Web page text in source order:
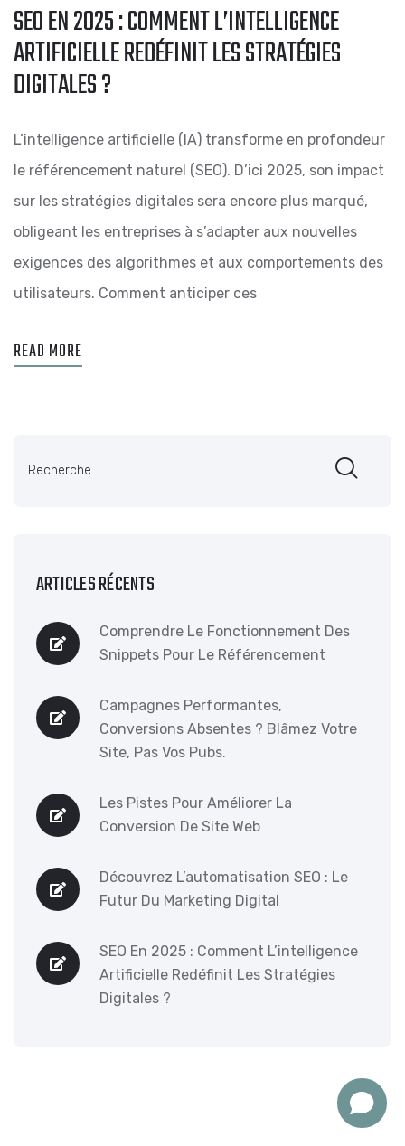
SEO EN 2025 : COMMENT L’INTELLIGENCE
ARTIFICIELLE REDÉFINIT LES STRATÉGIES
DIGITALES ?
L’intelligence artificielle (IA) transforme en profondeur
le référencement naturel (SEO). D’ici 2025, son impact
sur les stratégies digitales sera encore plus marqué,
obligeant les entreprises à s’adapter aux nouvelles
exigences des algorithmes et aux comportements des
utilisateurs. Comment anticiper ces
READ MORE
ARTICLES RÉCENTS
Comprendre Le Fonctionnement Des
Snippets Pour Le Référencement
Campagnes Performantes,
Conversions Absentes ? Blâmez Votre
Site, Pas Vos Pubs.
Les Pistes Pour Améliorer La
Conversion De Site Web
Découvrez L’automatisation SEO : Le
Futur Du Marketing Digital
SEO En 2025 : Comment L’intelligence
Artificielle Redéfinit Les Stratégies
Digitales ?